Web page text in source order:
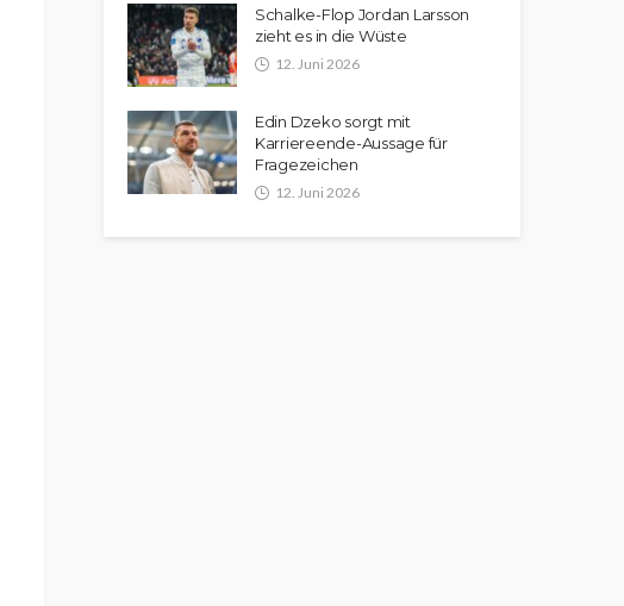
Schalke-Flop Jordan Larsson
zieht es in die Wüste
12. Juni 2026
Edin Dzeko sorgt mit
Karriereende-Aussage für
Fragezeichen
12. Juni 2026